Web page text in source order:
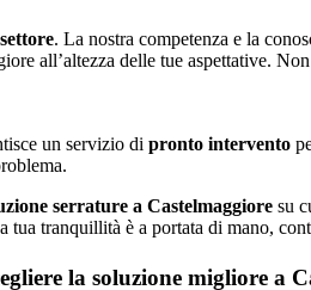
. La nostra competenza e la
all’altezza delle tue aspettative.
un servizio di pronto intervento
serrature a Castelmaggiore su
tua tranquillità è a portata di mano,
la soluzione migliore a